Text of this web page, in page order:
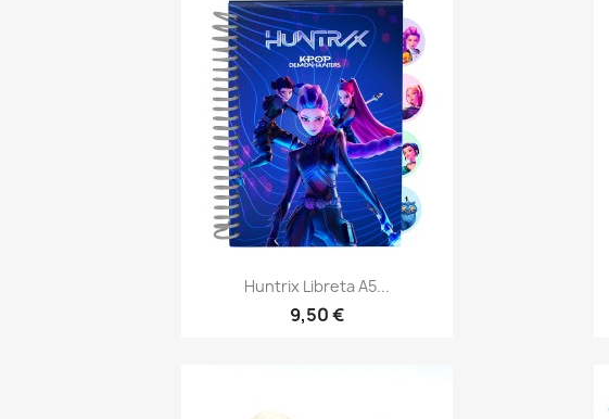
Vista rápida
Huntrix Libreta A5...
9,50 €